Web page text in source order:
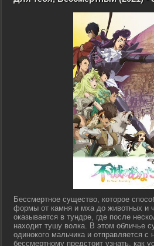
Бессмертное существо, которое
формы от камня и мха до животных и
оказывается в тундре, где после
находит тушу волка. В этом обличье
одинокого мальчика и отправляется с
бессмертному предстоит узнать, как